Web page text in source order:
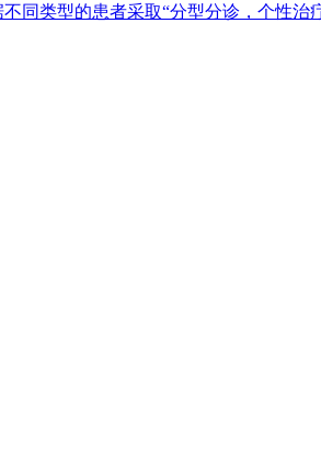
同类型的患者采取“分型分诊，个性